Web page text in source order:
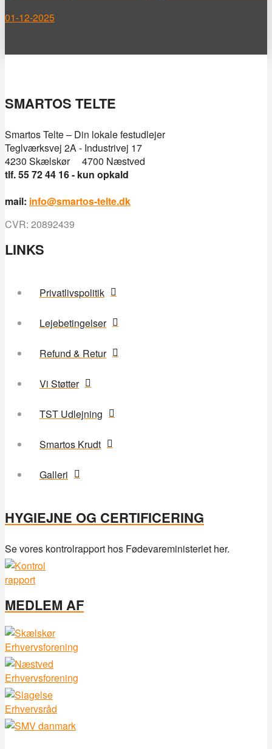
01-12-2025
SMARTOS TELTE
Smartos Telte – Din lokale festudlejer
Teglværksvej 2A - Industrivej 17
4230 Skælskør 4700 Næstved
tlf. 55 72 44 16 - kun opkald
mail: info@smartos-telte.dk
CVR: 20892439
LINKS
Privatlivspolitik
Lejebetingelser
Refund & Retur
Vi Støtter
TST Udlejning
Smartos Krudt
Galleri
HYGIEJNE OG CERTIFICERING
Se vores kontrolrapport hos Fødevareministeriet her.
MEDLEM AF